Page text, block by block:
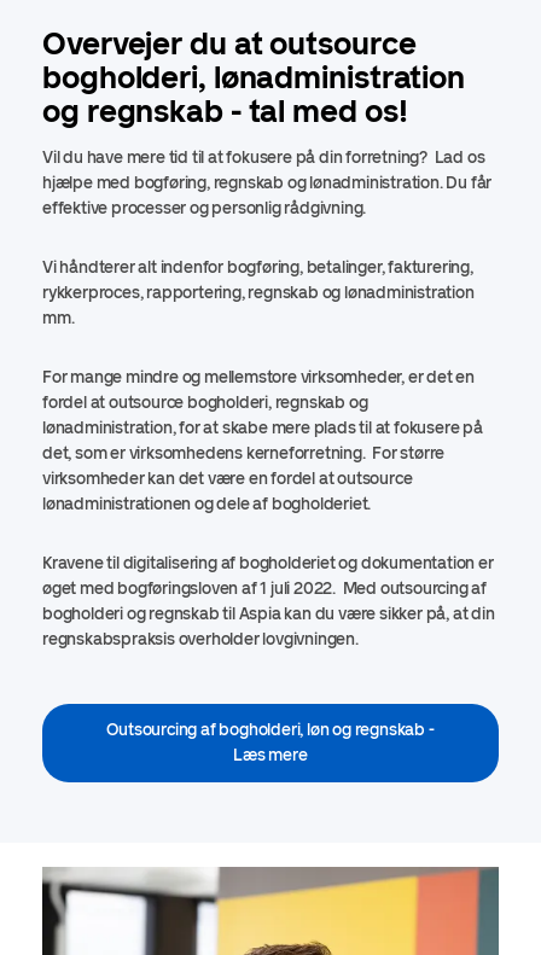
Overvejer du at outsource
bogholderi, lønadministration
og regnskab - tal med os!
Vil du have mere tid til at fokusere på din forretning? Lad os
hjælpe med bogføring, regnskab og lønadministration. Du får
effektive processer og personlig rådgivning.
Vi håndterer alt indenfor bogføring, betalinger, fakturering,
rykkerproces, rapportering, regnskab og lønadministration
mm.
For mange mindre og mellemstore virksomheder, er det en
fordel at outsource bogholderi, regnskab og
lønadministration, for at skabe mere plads til at fokusere på
det, som er virksomhedens kerneforretning. For større
virksomheder kan det være en fordel at outsource
lønadministrationen og dele af bogholderiet.
Kravene til digitalisering af bogholderiet og dokumentation er
øget med bogføringsloven af 1 juli 2022. Med outsourcing af
bogholderi og regnskab til Aspia kan du være sikker på, at din
regnskabspraksis overholder lovgivningen.
Outsourcing af bogholderi, løn og regnskab -
Læs mere